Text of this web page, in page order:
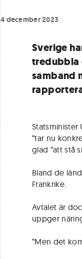
4 december 2023
Sverige
tredubbla
samband
Statsminister
“tar nu
glad “att stå
Bland de
Frankrike.
Avtalet är
uppger
“Men det